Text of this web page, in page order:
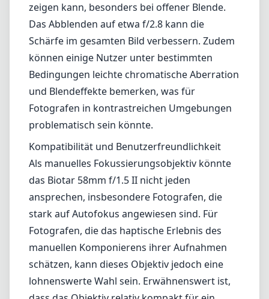
zeigen kann, besonders bei offener Blende.
Das Abblenden auf etwa f/2.8 kann die
Schärfe im gesamten Bild verbessern. Zudem
können einige Nutzer unter bestimmten
Bedingungen leichte chromatische Aberration
und Blendeffekte bemerken, was für
Fotografen in kontrastreichen Umgebungen
problematisch sein könnte.
Kompatibilität und Benutzerfreundlichkeit
Als manuelles Fokussierungsobjektiv könnte
das Biotar 58mm f/1.5 II nicht jeden
ansprechen, insbesondere Fotografen, die
stark auf Autofokus angewiesen sind. Für
Fotografen, die das haptische Erlebnis des
manuellen Komponierens ihrer Aufnahmen
schätzen, kann dieses Objektiv jedoch eine
lohnenswerte Wahl sein. Erwähnenswert ist,